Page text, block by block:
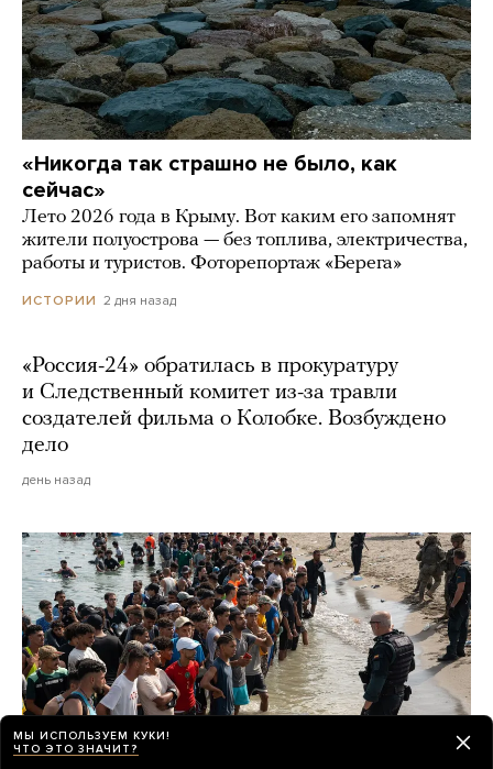
«Никогда так страшно не было, как
сейчас»
Лето 2026 года в Крыму. Вот каким его запомнят
жители полуострова — без топлива, электричества,
работы и туристов. Фоторепортаж «Берега»
ИСТОРИИ 2 дня назад
«Россия-24» обратилась в прокуратуру
и Следственный комитет из-за травли
создателей фильма о Колобке. Возбуждено
дело
день назад
МЫ ИСПОЛЬЗУЕМ КУКИ!
ЧТО ЭТО ЗНАЧИТ?